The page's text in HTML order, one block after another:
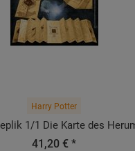
Harry Potter
1/1 Die Karte des
41,20 € *